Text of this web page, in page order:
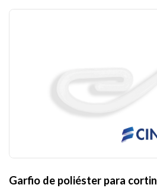
Garfio de poliéster para